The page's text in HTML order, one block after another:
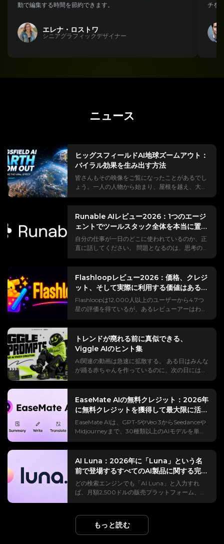
動で編集する時間を節約できます。
エレナ・ロストワ
シニアグラフィックデザイナー
チを
ニュース
ヒッグスフィールドAI地球ズームアウト：
バイラル効果を生み出す方法
皆さんもその映像をご覧になったことがあるでし
ょう。一人の人物から始まり、屋根を越え、大陸
いていく映像です。 #EarthZoomOutというト
レンドは10億回以上の再生回数を記録しており、
そのほとんどはHiggsfield AIによって作成されて
いる。 しかし、実際に試してみたことがあるな
ら、どのチュートリアルでも省略されている部分
に遭遇したことがあるでしょう。編集の途中で表
示される有料コンテンツ、実際のズームではなく
奇妙なクロスフェードを引き起こすプロンプト、
特定の場所に照準を合わせる方法がない、そして
「シューッ」という音がどこから来るのか全く分
は、「これは何？」という疑問から、完成度の高
い洗練された動画クリップの作成までを網羅して
います。無料版と有料版の正直な比較、正確なコ
法、動画クリップを逆再生するテクニック、サウ
ンドデザイン、そしてHiggsfieldの制限が問題に
なった場合の無料代替手段など、あらゆる情報が
網羅されています。 ヒッグスフィールドAIの地球
ズームアウト効果とは何ですか？ ツールを開く前
おくことが重要です。なぜなら、「無料です
か？」という質問は、あらゆるコメント欄で最も
よく聞かれる問題点だからです。 この効果は何を
するのか（人→都市→大陸→地球→宇宙）地球ズ
は被写体に密着した状態から始まり、徐々に後退
していく。通りを通り過ぎ、都市の上空を通り、
大陸の上空を越え、最後には黒い宇宙を背景にし
た地球の丸みを余すところなく捉える。 映画的な
印象を与える理由は、動きが途切れることなく続
くからだ。 HiggsfieldのEarth Zoom Outモーシ
物理ベースのカメラパスをシミュレートするた
め、スケールの変化が編集でつなぎ合わせたもの
Runable AIレビュー2026：1つのエージ
ェントでツールスタック全体を本当に置き
換えることができるのか？
自分の仕事が一日のどこに使われているのか、正
直に話してください。 問題となるのは、思考の部
Canva、Webflow、そして受信トレイの間を行
き来し、あるツールの出力を別のツールにコピー
していく作業のようなものです。 Runable AI
は、リレーレース全体を単一のチャットに統合で
きると主張しており、GAIAエージェントベンチ
マークで92.1%のスコアを獲得したことでその主
張を裏付けている。 問題は検索結果にある。 ほ
とんどの「レビュー」は、デモを絶賛するスポン
サー付きの意見であり、クレジットを数値化せ
ず、制限事項を無視している。 つまり、Runable
ジェントなのか、それとも単に声の大きいチャッ
トボットなのか、あなたは推測するしかないので
す。 このレビューでは、Runable AIとは実際ど
どのようなものを構築できるのか、実際の価格設
定とクレジット計算、他社製品との比較、そして
Redditで話題になっている組織的な情報操作に関
する疑問も含めた正直なメリットとデメリットに
ついて解説し、クレジットを使う前に判断できる
エージェントです。つまり、単に話すだけでな
く、1つの指示に基づいて完全なデジタルタスクを
計画して実行するソフトウェアです。 それは、ス
ライドデッキの作成方法を説明するアシスタント
行可能なAIを1文で説明すると（エージェントとチ
ャットボットの違い）チャットボットが応答しま
す。 実行可能な行為。 接続されたアプリや仮想
Flashloopレビュー2026：価格、クレジ
ット、そして実際に利用する価値はあるの
か？
Flashloopは12,000人以上のユーザーから4.7つ
星の評価を得ているが、あるレビューアーはわず
張している。 では、どちらの説が正しいのでしょ
うか？ そのギャップこそが、このアプリを使いこ
なすのが非常に難しい理由なのです。
「flashloop」で検索すると、紹介コードを宣伝す
るアフィリエイトリンク、怒りに満ちたYouTube
の暴露動画がいくつか、そして誰かがすでに削除
したRedditのレビュースレッドが見つかるでしょ
う。 誰もあなたが本当に知りたい部分、つまり費
用、クレジットの消費速度、そしてその成果が支
払う価値があるかどうかといった情報を公開しな
ます。実際の料金体系、競合他社が曖昧にしてい
るクレジット計算方法、繰り返し出てくる不満
点、そして契約前に検討する価値のある代替案な
してどのように動作するのか？ Flashloopは、
Veo 3、Kling、Sora 2などの高性能モデルを使用
して、テキストプロンプトや静止画像を短い動画
クリップに変換するモバイルAIビデオジェネレー
ターです。 また、AI画像も生成します。 売り文
マートフォンで撮影でき、編集スキルは不要。し
かも、5つの別々のログインではなく、1つのサブ
スクリプションで複数のトップモデルを利用でき
トレンドが廃れる前に真似できる、
Viggle AIのヒント集
AI関連の動画は急速に拡散する。 ある日はみんな
が踊る赤ちゃんを作っているのに、次の日にはフ
プ、スーパーヒーローのミーム、リップシンク動
画でいっぱいになる。 Viggle AIを使えばこうし
た動画の作成は簡単になりますが、本当の近道は
ツールそのものではありません。 それはプロンプ
トです。 このプラットフォームは、制御可能なAI
動画生成のために構築されており、ユーザーは写
真からダンス、リップシンク、ミーム風、パフォ
ーマンス動画などを作成できます。 しかし、指示
が​​曖昧すぎると、結果がぼやけて見えたり、硬く
見えたり、あるいは完全に流行から外れてしまう
の実用的なプロンプトをカテゴリ別に見つける方
法を紹介します。これにより、TikTok、
Instagram Reels、YouTube Shorts、ミーム、フ
ァン編集、ミュージックビデオ、キャラクターア
ニメーションなどのコンテンツを、より迅速にコ
ピー、貼り付け、調整、生成できます。 Viggle
EaseMate AIの無料クレジット：2026年
に無料クレジットを獲得して最大限に活用
する方法
EaseMate AIは、GPT-5やVeo 3からSeedanceや
Midjourneyまで、30種類以上のAIモデルを単一
動画1本を視聴するのに140クレジットも消費する
のに、新規登録者にはたった30クレジットしか付
与されないと知るまでは、素晴らしい話に聞こえ
る。 ほぼすべてのAIプラットフォームは「無料」
を謳っているが、実際には1つの出力を生成するの
に必要な機能すら提供せず、すぐに支払い画面が
表示される。 EaseMateも同様の手法を採用して
テムの使い方を理解すれば、他社よりも寛大だ。
このガイドでは、EaseMate AIの無料クレジット
AI Luna：2026年に「Luna」という名
前で登場するすべてのAI製品に関する完全
ガイド
どの検索エンジンでも「AI Luna」と入力すれ
ば、月額2,500ドルの販売プラットフォーム、低
AI上では、15種類以上の無関係な製品が「Luna」
という名前を共有しており、ブランドの混乱を招
き、購入者を誤った製品ページに誘導したり、
もっと読む